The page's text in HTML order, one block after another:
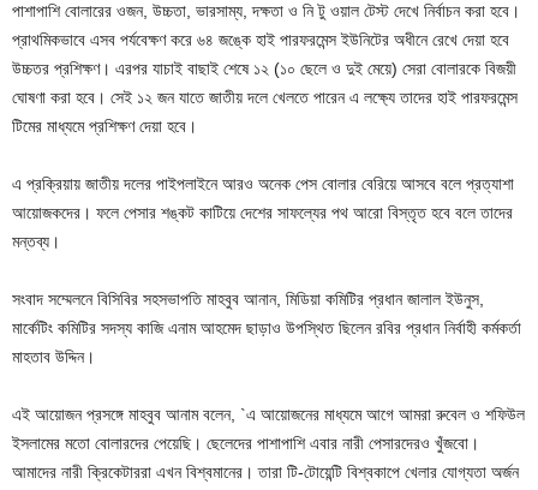
পাশাপাশি বোলারের ওজন, উচ্চতা, ভারসাম্য, দক্ষতা ও নি টু ওয়াল টেস্ট দেখে নির্বাচন করা হবে।
প্রাথমিকভাবে এসব পর্যবেক্ষণ করে ৬৪ জঙ্কে হাই পারফরমেন্স ইউনিটের অধীনে রেখে দেয়া হবে
উচ্চতর প্রশিক্ষণ। এরপর যাচাই বাছাই শেষে ১২ (১০ ছেলে ও দুই মেয়ে) সেরা বোলারকে বিজয়ী
ঘোষণা করা হবে। সেই ১২ জন যাতে জাতীয় দলে খেলতে পারেন এ লক্ষ্যে তাদের হাই পারফরমেন্স
টিমের মাধ্যমে প্রশিক্ষণ দেয়া হবে।
এ প্রক্রিয়ায় জাতীয় দলের পাইপলাইনে আরও অনেক পেস বোলার বেরিয়ে আসবে বলে প্রত্যাশা
আয়োজকদের। ফলে পেসার শঙ্কট কাটিয়ে দেশের সাফল্যের পথ আরো বিস্তৃত হবে বলে তাদের
মন্তব্য।
সংবাদ সম্মেলনে বিসিবির সহসভাপতি মাহবুব আনান, মিডিয়া কমিটির প্রধান জালাল ইউনুস,
মার্কেটিং কমিটির সদস্য কাজি এনাম আহমেদ ছাড়াও উপস্থিত ছিলেন রবির প্রধান নির্বাহী কর্মকর্তা
মাহতাব উদ্দিন।
এই আয়োজন প্রসঙ্গে মাহবুব আনাম বলেন, `এ আয়োজনের মাধ্যমে আগে আমরা রুবেল ও শফিউল
ইসলামের মতো বোলারদের পেয়েছি। ছেলেদের পাশাপাশি এবার নারী পেসারদেরও খুঁজবো।
আমাদের নারী ক্রিকেটাররা এখন বিশ্বমানের। তারা টি-টোয়েন্টি বিশ্বকাপে খেলার যোগ্যতা অর্জন